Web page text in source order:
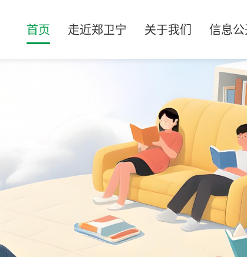
首页 走近郑卫宁 关于我们 信息